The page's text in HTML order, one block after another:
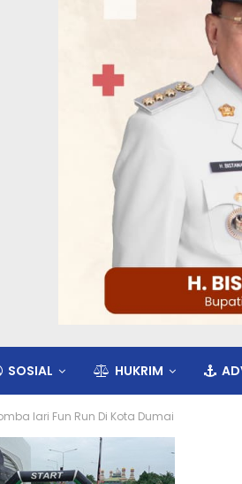
SOSIAL HUKRIM
lari Fun Run Di Kota Dumai